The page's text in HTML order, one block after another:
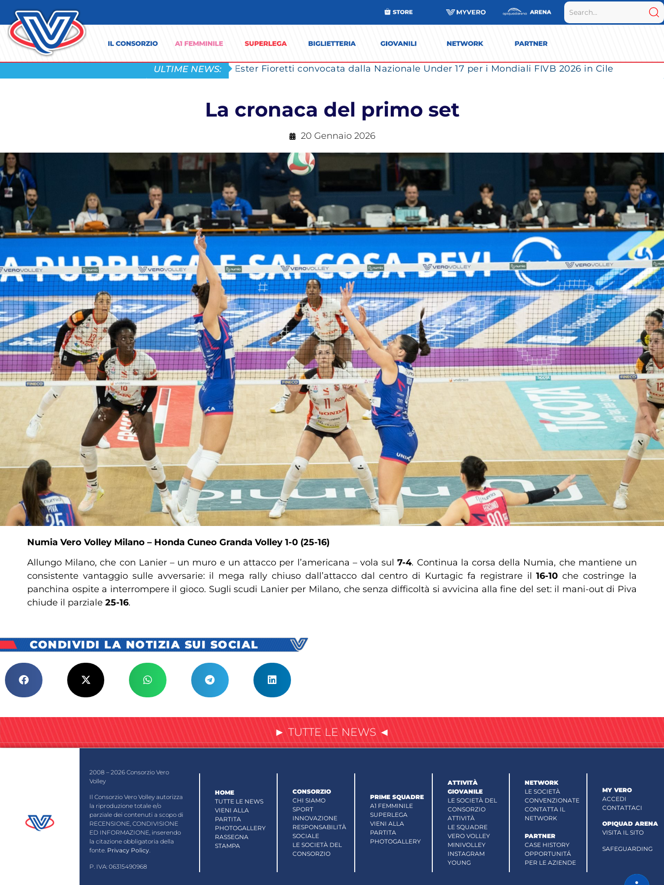
ULTIME NEWS: Ester Fioretti convocata dalla Nazionale Under 17 per i Mondiali FIVB 2026 in Cile
La cronaca del primo set
20 Gennaio 2026
Numia Vero Volley Milano – Honda Cuneo Granda Volley 1-0 (25-16)
Allungo Milano, che con Lanier – un muro e un attacco per l’americana – vola sul7-4. Continua la corsa della Numia, che mantiene un
consistente vantaggio sulle avversarie: il mega rally chiuso dall’attacco dal centro di Kurtagic fa registrare il16-10 che costringe la
panchina ospite a interrompere il gioco. Sugli scudi Lanier per Milano, che senza difficoltà si avvicina alla fine del set: il mani-out di Piva
chiude il parziale 25-16.
CONDIVIDI LA NOTIZIA SUI SOCIAL
► TUTTE LE NEWS ◄
2008 – 2026 Consorzio Vero
Volley
Il Consorzio Vero Volley autorizza
la riproduzione totale e/o
parziale dei contenuti a scopo di
RECENSIONE, CONDIVISIONE
ED INFORMAZIONE, inserendo
la citazione obbligatoria della
fonte. Privacy Policy.
P. IVA: 06315490968
HOME
TUTTE LE NEWS
VIENI ALLA
PARTITA
PHOTOGALLERY
RASSEGNA
STAMPA
CONSORZIO
CHI SIAMO
SPORT
INNOVAZIONE
RESPONSABILITÀ
SOCIALE
LE SOCIETÀ DEL
CONSORZIO
PRIME SQUADRE
A1 FEMMINILE
SUPERLEGA
VIENI ALLA
PARTITA
PHOTOGALLERY
ATTIVITÀ
GIOVANILE
LE SOCIETÀ DEL
CONSORZIO
ATTIVITÀ
LE SQUADRE
VERO VOLLEY
MINIVOLLEY
INSTAGRAM
YOUNG
NETWORK
LE SOCIETÀ
CONVENZIONATE
CONTATTA IL
NETWORK
PARTNER
CASE HISTORY
OPPORTUNITÁ
PER LE AZIENDE
MY VERO
ACCEDI
CONTATTACI
OPIQUAD ARENA
VISITA IL SITO
SAFEGUARDING